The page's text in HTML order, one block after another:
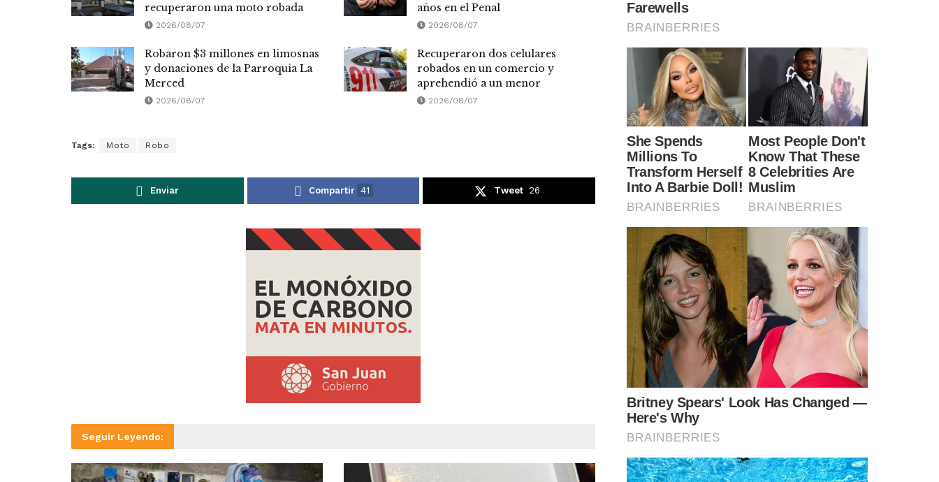
recuperaron una moto robada
2026/08/07
años en el Penal
2026/08/07
Robaron $3 millones en limosnas
y donaciones de la Parroquia La
Merced
2026/08/07
Recuperaron dos celulares
robados en un comercio y
aprehendió a un menor
2026/08/07
Tags: Moto Robo
Enviar Compartir 41 Tweet 26
Seguir Leyendo: